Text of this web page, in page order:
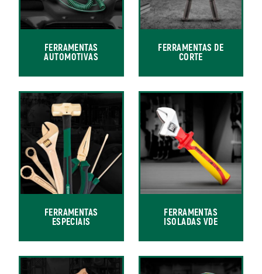
FERRAMENTAS
AUTOMOTIVAS
FERRAMENTAS DE
CORTE
FERRAMENTAS
ESPECIAIS
FERRAMENTAS
ISOLADAS VDE